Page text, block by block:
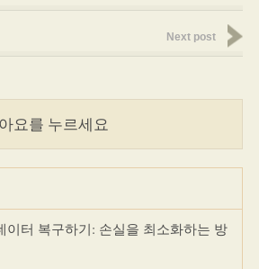
Next post
요를 누르세요
이터 복구하기: 손실을 최소화하는 방